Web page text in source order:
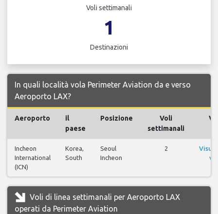
Voli settimanali
1
Destinazioni
In quali località vola Perimeter Aviation da e verso
Aeroporto LAX?
Aeroporto
il
paese
Posizione
Voli
settimanali
Incheon
International
(ICN)
Korea,
South
Seoul
Incheon
2
Voli di linea settimanali per Aeroporto LAX
operati da Perimeter Aviation